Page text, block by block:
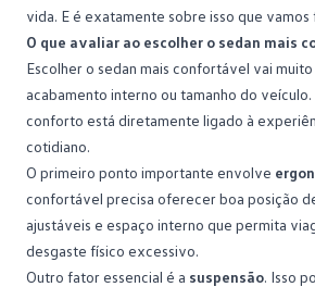
vida. E é exatamente sobre isso que vamos
O que avaliar ao escolher o sedan mais
Escolher o sedan mais confortável vai
acabamento interno ou tamanho do
conforto está diretamente ligado à
cotidiano.
O primeiro ponto importante envolve
confortável precisa oferecer boa posição
ajustáveis e espaço interno que permita
desgaste físico excessivo.
Outro fator essencial é a suspensão. Isso